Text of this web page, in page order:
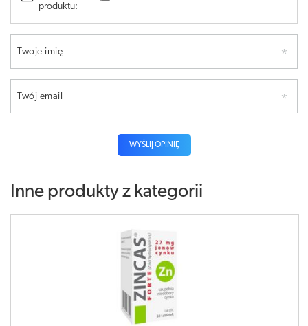
produktu:
Twoje imię
Twój email
WYŚLIJ OPINIĘ
Inne produkty z kategorii